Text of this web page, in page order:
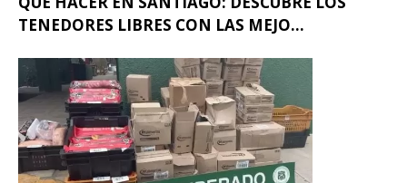
TENEDORES LIBRES CON LAS MEJO...